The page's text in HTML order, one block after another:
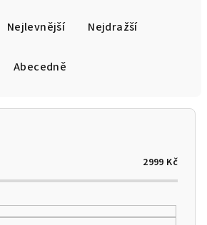
Nejlevnější Nejdražší
Abecedně
2999 Kč